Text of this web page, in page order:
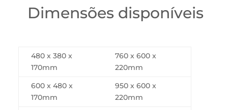
Dimensões disponíveis
480 x 380 x
170mm
760 x 600 x
220mm
600 x 480 x
170mm
950 x 600 x
220mm